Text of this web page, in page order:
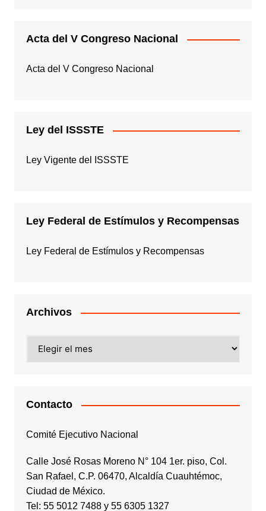
Acta del V Congreso Nacional
Acta del V Congreso Nacional
Ley del ISSSTE
Ley Vigente del ISSSTE
Ley Federal de Estímulos y Recompensas
Ley Federal de Estímulos y Recompensas
Archivos
Contacto
Comité Ejecutivo Nacional
Calle José Rosas Moreno N° 104 1er. piso, Col.
San Rafael, C.P. 06470, Alcaldía Cuauhtémoc,
Ciudad de México.
Tel: 55 5012 7488 y 55 6305 1327